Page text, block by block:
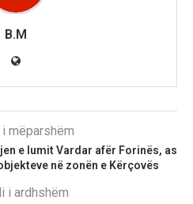
B.M
mëparshëm
e lumit Vardar afër Forinës, as
në zonën e Kërçovës
i ardhshëm